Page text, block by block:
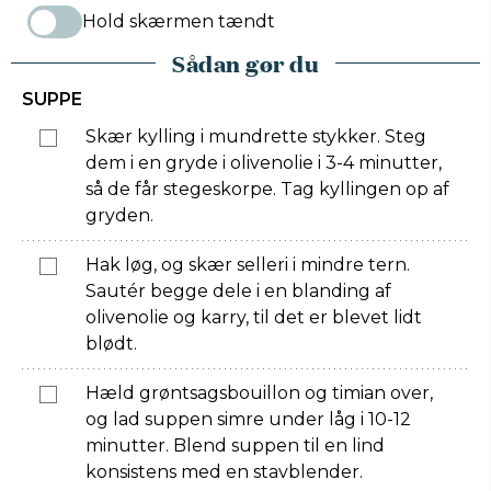
Hold skærmen tændt
Sådan gør du
SUPPE
Skær kylling i mundrette stykker. Steg
dem i en gryde i olivenolie i 3-4 minutter,
så de får stegeskorpe. Tag kyllingen op af
gryden.
Hak løg, og skær selleri i mindre tern.
Sautér begge dele i en blanding af
olivenolie og karry, til det er blevet lidt
blødt.
Hæld grøntsagsbouillon og timian over,
og lad suppen simre under låg i 10-12
minutter. Blend suppen til en lind
konsistens med en stavblender.